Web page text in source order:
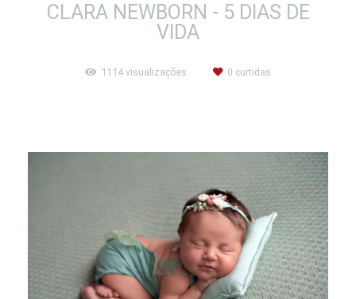
CLARA NEWBORN - 5 DIAS DE
VIDA
1114 visualizações 0 curtidas